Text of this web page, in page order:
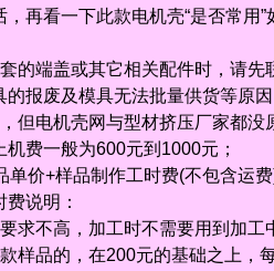
再看一下此款电机壳“是否常
的端盖或其它相关配件时，请
的报废及模具无法批量供货等原
但电机壳网与型材挤压厂家都
费一般为600元到1000元；
单价+样品制作工时费(不包含运
说明：
求不高，加工时不需要用到加
样品的，在200元的基础之上，